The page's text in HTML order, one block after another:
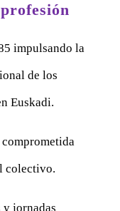
impulsando la
de los
Euskadi.
colectivo.
y jornadas